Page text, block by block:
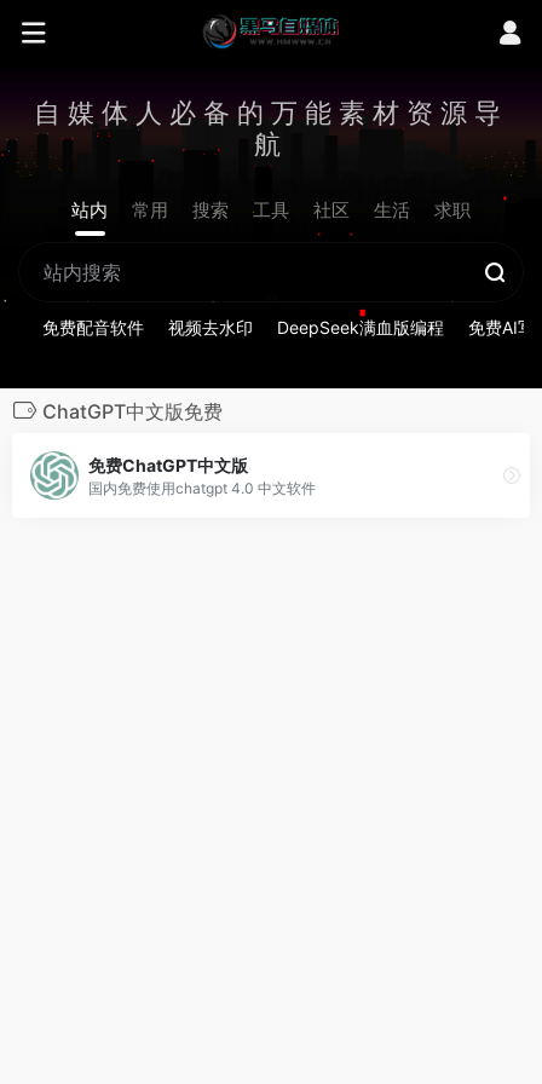
自媒体人必备的万能素材资源导
航
站内 常用 搜索 工具 社区 生活 求职
免费配音软件 视频去水印 DeepSeek满血版编程 免费AI写
ChatGPT中文版免费
免费ChatGPT中文版
国内免费使用chatgpt 4.0 中文软件